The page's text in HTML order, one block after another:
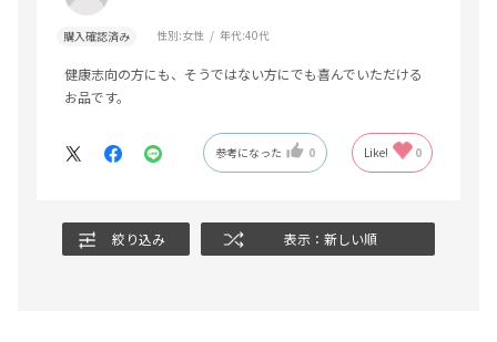
購入確認済み 性別:女性 年代:40代
健康志向の方にも、そうではない方にでも喜んでいただける
お品です。
参考になった 0 Like! 0
絞り込み 表示：新しい順